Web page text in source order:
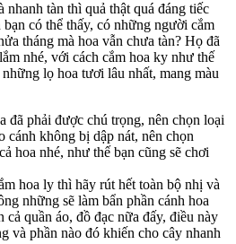
tàn thì quả thật quá đáng tiếc
có thể thấy, có những người cắm
tháng mà hoa vẫn chưa tàn? Họ đã
nhé, với cách cắm hoa ky như thế
lọ hoa tươi lâu nhất, mang màu
đã phải được chú trọng, nên chọn loại
cánh không bị dập nát, nên chọn
hoa nhé, như thế bạn cũng sẽ chơi
hoa ly thì hãy rút hết toàn bộ nhị và
những sẽ làm bẩn phần cánh hoa
cả quần áo, đồ đạc nữa đấy, điều này
và phần nào đó khiến cho cây nhanh